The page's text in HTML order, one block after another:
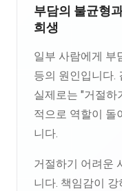
부담의 불균형
희생
일부 사람에게 부
등의 원인입니다.
실제로는 "거절하
적으로 역할이 돌
니다.
거절하기 어려운
니다. 책임감이